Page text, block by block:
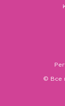
© Все